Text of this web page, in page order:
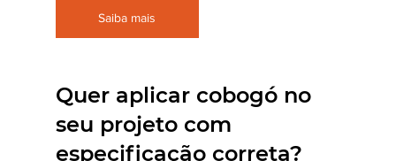
Saiba mais
Quer aplicar cobogó no
seu projeto com
especificação correta?